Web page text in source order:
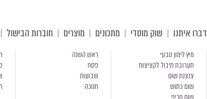
דברו איתנו שוק מוסדי מתכונים מוצרים חוברות הבישול
מיץ לימון טבעי
תערובת תיבול לקציצות
צנצנת שום
שום כתוש
ראש השנה
פסח
שבועות
חנוכה